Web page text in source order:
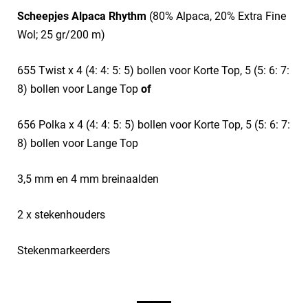
Scheepjes Alpaca Rhythm (80% Alpaca, 20% Extra Fine
Wol; 25 gr/200 m)
655 Twist x 4 (4: 4: 5: 5) bollen voor Korte Top, 5 (5: 6: 7:
8) bollen voor Lange Top of
656 Polka x 4 (4: 4: 5: 5) bollen voor Korte Top, 5 (5: 6: 7:
8) bollen voor Lange Top
3,5 mm en 4 mm breinaalden
2 x stekenhouders
Stekenmarkeerders